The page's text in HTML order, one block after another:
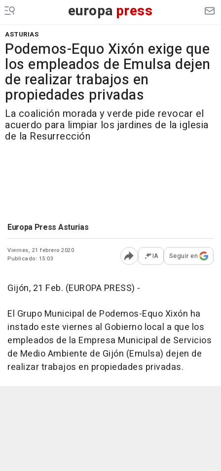
europa press
ASTURIAS
Podemos-Equo Xixón exige que
los empleados de Emulsa dejen
de realizar trabajos en
propiedades privadas
La coalición morada y verde pide revocar el
acuerdo para limpiar los jardines de la iglesia
de la Resurrección
Europa Press Asturias
Viernes, 21 febrero 2020
Publicado: 15:03
Abrir opciones para
IA Seguir en
Gijón, 21 Feb. (EUROPA PRESS) -
El Grupo Municipal de Podemos-Equo Xixón ha
instado este viernes al Gobierno local a que los
empleados de la Empresa Municipal de Servicios
de Medio Ambiente de Gijón (Emulsa) dejen de
realizar trabajos en propiedades privadas.